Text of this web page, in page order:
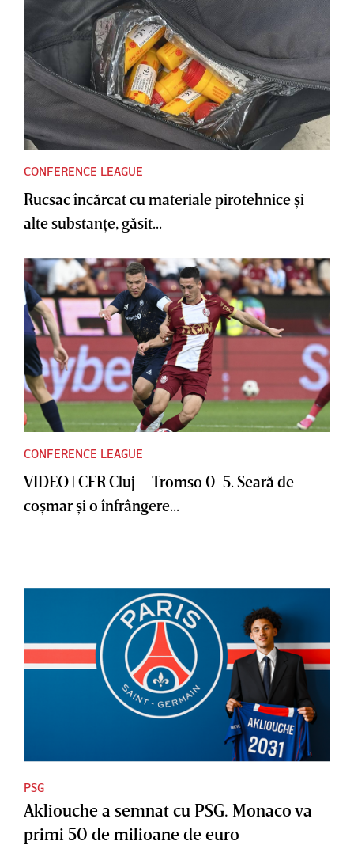
CONFERENCE LEAGUE
Rucsac încărcat cu materiale pirotehnice şi
alte substanţe, găsit...
CONFERENCE LEAGUE
VIDEO | CFR Cluj – Tromso 0-5. Seară de
coşmar şi o înfrângere...
PSG
Akliouche a semnat cu PSG. Monaco va
primi 50 de milioane de euro